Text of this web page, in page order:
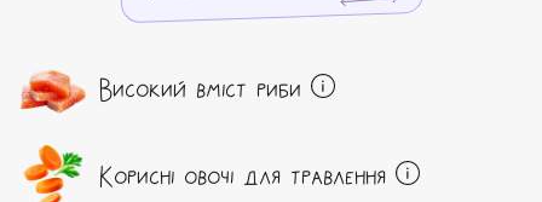
Високий вміст риби
Корисні овочі для травлення